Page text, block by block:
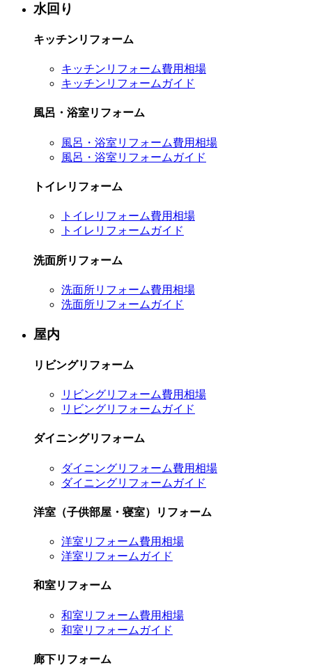
水回り
キッチンリフォーム
キッチンリフォーム費用相場
キッチンリフォームガイド
風呂・浴室リフォーム
風呂・浴室リフォーム費用相場
風呂・浴室リフォームガイド
トイレリフォーム
トイレリフォーム費用相場
トイレリフォームガイド
洗面所リフォーム
洗面所リフォーム費用相場
洗面所リフォームガイド
屋内
リビングリフォーム
リビングリフォーム費用相場
リビングリフォームガイド
ダイニングリフォーム
ダイニングリフォーム費用相場
ダイニングリフォームガイド
洋室（子供部屋・寝室）リフォーム
洋室リフォーム費用相場
洋室リフォームガイド
和室リフォーム
和室リフォーム費用相場
和室リフォームガイド
廊下リフォーム